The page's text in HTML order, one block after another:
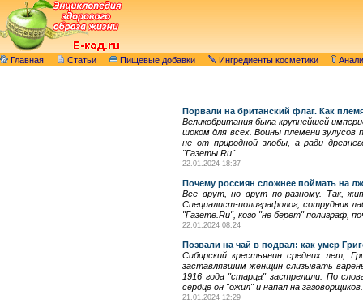
Главная Статьи Пищевые добавки Ингредиенты косметики
Порвали на британский флаг. Как
Великобритания была крупнейшей
шоком для всех. Воины племени зулусов
не от природной злобы, а ради
"Газеты.Ru".
22.01.2024 18:37
Почему россиян сложнее поймать на
Все врут, но врут по-разному. Так,
Специалист-полиграфолог, сотрудник
"Газете.Ru", кого "не берет" полиграф,
22.01.2024 08:24
Позвали на чай в подвал: как умер
Сибирский крестьянин средних лет,
заставлявшим женщин слизывать
1916 года "старца" застрелили. По
сердце он "ожил" и напал на
21.01.2024 12:29